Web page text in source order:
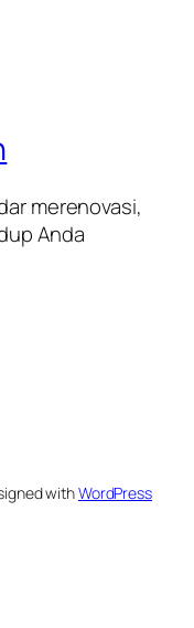
merenovasi,
Anda
withWordPress